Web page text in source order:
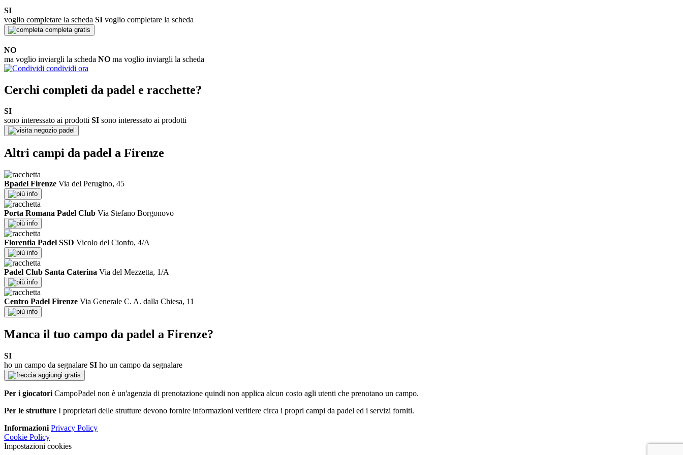
SI
voglio completare la scheda SI voglio completare la scheda
completa gratis
NO
ma voglio inviargli la scheda NO ma voglio inviargli la scheda
condividi ora
Cerchi completi da padel e racchette?
SI
sono interessato ai prodotti SI sono interessato ai prodotti
negozio padel
Altri campi da padel a Firenze
Bpadel Firenze Via del Perugino, 45
info
Porta Romana Padel Club Via Stefano Borgonovo
info
Florentia Padel SSD Vicolo del Cionfo, 4/A
info
Padel Club Santa Caterina Via del Mezzetta, 1/A
info
Centro Padel Firenze Via Generale C. A. dalla Chiesa, 11
info
Manca il tuo campo da padel a Firenze?
SI
ho un campo da segnalare SI ho un campo da segnalare
aggiungi gratis
Per i giocatori CampoPadel non è un'agenzia di prenotazione quindi non applica alcun costo agli utenti che prenotano un campo.
Per le strutture I proprietari delle strutture devono fornire informazioni veritiere circa i propri campi da padel ed i servizi forniti.
Informazioni Privacy Policy
Cookie Policy
Impostazioni cookies